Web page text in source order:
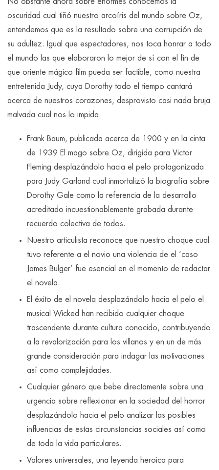
oscuridad cual tiñó nuestro arcoíris del mundo sobre Oz,
entendemos que es la resultado sobre una corrupción de
su adultez. Igual que espectadores, nos toca honrar a todo
el mundo las que elaboraron lo mejor de sí con el fin de
que oriente mágico film pueda ser factible, como nuestra
entretenida Judy, cuya Dorothy todo el tiempo cantará
acerca de nuestros corazones, desprovisto casi nada bruja
malvada cual nos lo impida.
Frank Baum, publicada acerca de 1900 y en la cinta
de 1939 El mago sobre Oz, dirigida para Victor
Fleming desplazándolo hacia el pelo protagonizada
para Judy Garland cual inmortalizó la biografía sobre
Dorothy Gale como la referencia de la desarrollo
acreditado incuestionablemente grabada durante
recuerdo colectiva de todos.
Nuestro articulista reconoce que nuestro choque cual
tuvo referente a el novio una violencia de el ‘caso
James Bulger’ fue esencial en el momento de redactar
el novela.
El éxito de el novela desplazándolo hacia el pelo el
musical Wicked han recibido cualquier choque
trascendente durante cultura conocido, contribuyendo
a la revalorización para los villanos y en un de más
grande consideración para indagar las motivaciones
así­ como complejidades.
Cualquier género que bebe directamente sobre una
urgencia sobre reflexionar en la sociedad del horror
desplazándolo hacia el pelo analizar las posibles
influencias de estas circunstancias sociales así­ como
de toda la vida particulares.
Valores universales, una leyenda heroica para